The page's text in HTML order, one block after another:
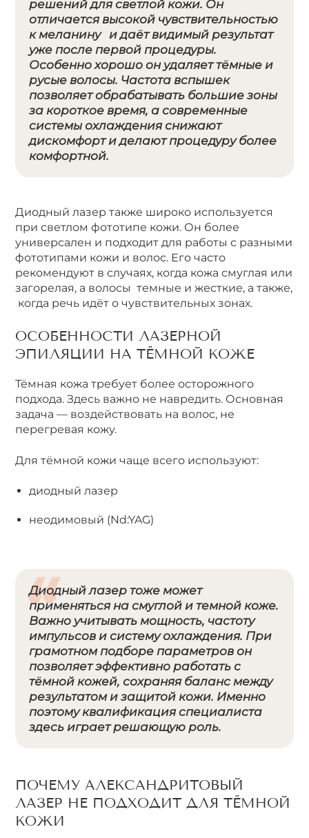
решений для светлой кожи. Он
отличается высокой чувствительностью
к меланину и даёт видимый результат
уже после первой процедуры.
Особенно хорошо он удаляет тёмные и
русые волосы. Частота вспышек
позволяет обрабатывать большие зоны
за короткое время, а современные
системы охлаждения снижают
дискомфорт и делают процедуру более
комфортной.
Диодный лазер также широко используется
при светлом фототипе кожи. Он более
универсален и подходит для работы с разными
фототипами кожи и волос. Его часто
рекомендуют в случаях, когда кожа смуглая или
загорелая, а волосы темные и жесткие, а также,
когда речь идёт о чувствительных зонах.
ОСОБЕННОСТИ ЛАЗЕРНОЙ
ЭПИЛЯЦИИ НА ТЁМНОЙ КОЖЕ
Тёмная кожа требует более осторожного
подхода. Здесь важно не навредить. Основная
задача — воздействовать на волос, не
перегревая кожу.
Для тёмной кожи чаще всего используют:
диодный лазер
неодимовый (Nd:YAG)
Диодный лазер тоже может
применяться на смуглой и темной коже.
Важно учитывать мощность, частоту
импульсов и систему охлаждения. При
грамотном подборе параметров он
позволяет эффективно работать с
тёмной кожей, сохраняя баланс между
результатом и защитой кожи. Именно
поэтому квалификация специалиста
здесь играет решающую роль.
ПОЧЕМУ АЛЕКСАНДРИТОВЫЙ
ЛАЗЕР НЕ ПОДХОДИТ ДЛЯ ТЁМНОЙ
КОЖИ